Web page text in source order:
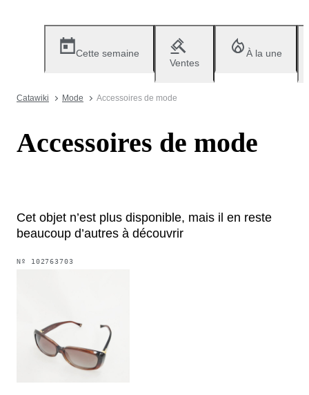
Cette semaine
Ventes
À la une
Catawiki Mode Accessoires de mode
Accessoires de mode
Cet objet n’est plus disponible, mais il en reste
beaucoup d’autres à découvrir
Nº 102763703